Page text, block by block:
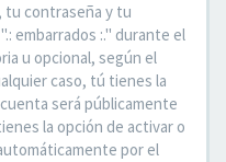
tu contraseña y tu
embarrados :." durante el
u opcional, según el
caso, tú tienes la
será públicamente
la opción de activar o
por el